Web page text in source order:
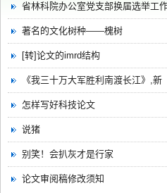
省林科院办公室党支部换届选举工
著名的文化树种——槐树
[转]论文的imrd结构
《我三十万大军胜利南渡长江》,新
怎样写好科技论文
说猪
别笑！会扒灰才是行家
论文审阅稿修改须知